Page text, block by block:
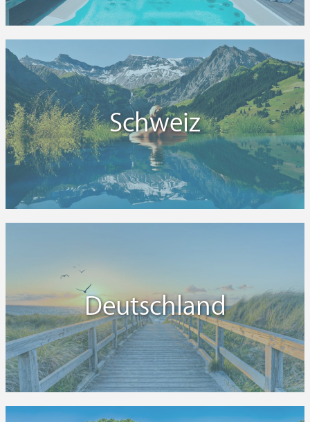
Schweiz
Deutschland